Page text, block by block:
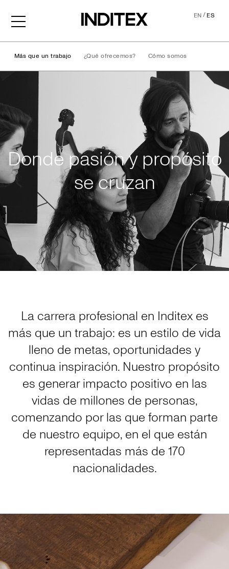
EN/ES
Más que un trabajo ¿Qué ofrecemos? Cómo somos
Vida en Inditex
Donde pasión y propósito
se cruzan
La carrera profesional en Inditex es
más que un trabajo: es un estilo de vida
lleno de metas, oportunidades y
continua inspiración. Nuestro propósito
es generar impacto positivo en las
vidas de millones de personas,
comenzando por las que forman parte
de nuestro equipo, en el que están
representadas más de 170
nacionalidades.